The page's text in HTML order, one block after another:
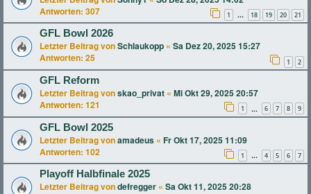
Antworten: 307 1 … 18 19 20 21
GFL Bowl 2026
Letzter Beitrag vonSchlaukopp « Sa Dez 20, 2025 15:27
Antworten: 25 1 2
GFL Reform
Letzter Beitrag vonskao_privat « Mi Okt 29, 2025 20:57
Antworten: 121 1 … 6 7 8 9
GFL Bowl 2025
Letzter Beitrag vonamadeus « Fr Okt 17, 2025 11:09
Antworten: 102 1 … 4 5 6 7
Playoff Halbfinale 2025
Letzter Beitrag vondefregger « Sa Okt 11, 2025 20:28